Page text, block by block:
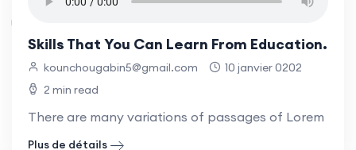
Skills That You Can Learn From Education.
kounchougabin5@gmail.com
10 janvier 0202
2 min read
There are many variations of passages of Lorem
Plus de détails